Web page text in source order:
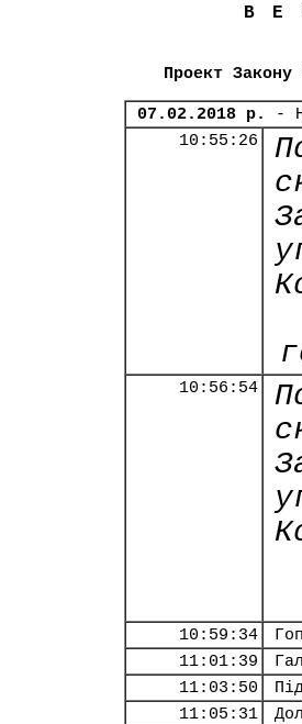
Проект
07.02.2018 р.
-
10:55:26
10:56:54
10:59:34
11:01:39
11:03:50
11:05:31